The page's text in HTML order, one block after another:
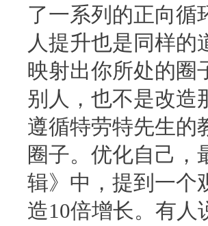
了一系列的正向循
人提升也是同样的
映射出你所处的圈
别人，也不是改造
遵循特劳特先生的
圈子。优化自己，
辑》中，提到一个
造10倍增长。有人